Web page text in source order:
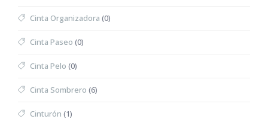
Cinta Organizadora (0)
Cinta Paseo (0)
Cinta Pelo (0)
Cinta Sombrero (6)
Cinturón (1)